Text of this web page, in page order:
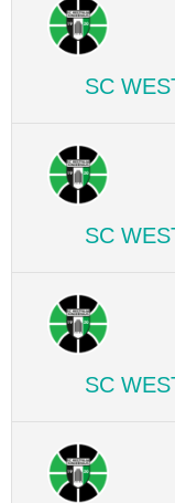
SC
SC
SC